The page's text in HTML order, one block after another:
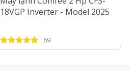
18VGP Inverter - Model 2025
69